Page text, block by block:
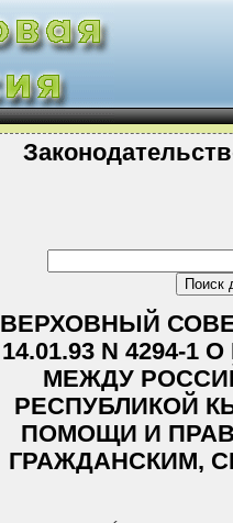
ВЕРХОВНЫЙ
14.01.93 N 4294-
МЕЖДУ
РЕСПУБЛИКОЙ
ПОМОЩИ И
ГРАЖДАНСКИМ,